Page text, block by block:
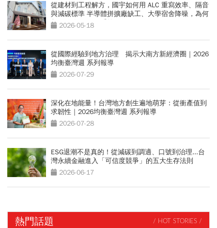
從建材到工程解方，國宇如何用 ALC 重寫效率、隔音
與減碳標準 半導體拼擴廠缺工、大學宿舍降噪，為何
都開始改用 ALC 系統？
2026-05-18
從國際經驗到地方治理 揭示大南方新經濟圈｜2026
均衡臺灣週 系列報導
2026-07-29
深化在地能量！台灣地方創生遍地萌芽：從衝產值到
求韌性｜2026均衡臺灣週 系列報導
2026-07-28
ESG退潮不是真的！從減碳到調適、口號到治理...台
灣永續金融進入「可信度競爭」的五大生存法則
2026-06-17
熱門話題 / HOT STORIES /